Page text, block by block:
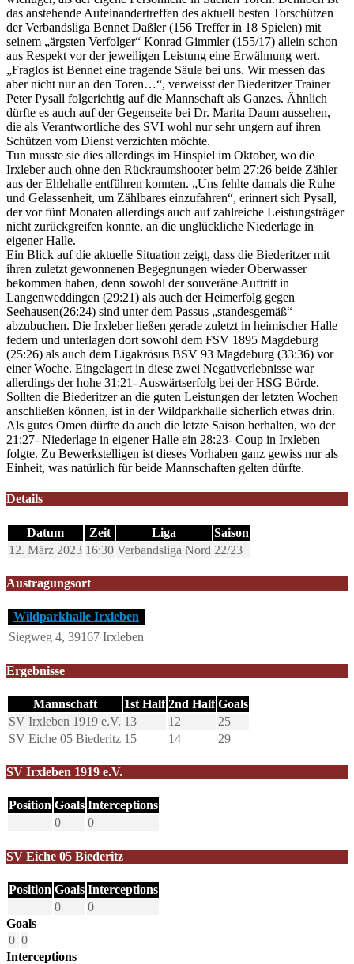
das anstehende Aufeinandertreffen des aktuell besten Torschützen
der Verbandsliga Bennet Daßler (156 Treffer in 18 Spielen) mit
seinem „ärgsten Verfolger“ Konrad Gimmler (155/17) allein schon
aus Respekt vor der jeweiligen Leistung eine Erwähnung wert.
„Fraglos ist Bennet eine tragende Säule bei uns. Wir messen das
aber nicht nur an den Toren…“, verweisst der Biederitzer Trainer
Peter Pysall folgerichtig auf die Mannschaft als Ganzes. Ähnlich
dürfte es auch auf der Gegenseite bei Dr. Marita Daum aussehen,
die als Verantwortliche des SVI wohl nur sehr ungern auf ihren
Schützen vom Dienst verzichten möchte.
Tun musste sie dies allerdings im Hinspiel im Oktober, wo die
Irxleber auch ohne den Rückraumshooter beim 27:26 beide Zähler
aus der Ehlehalle entführen konnten. „Uns fehlte damals die Ruhe
und Gelassenheit, um Zählbares einzufahren“, erinnert sich Pysall,
der vor fünf Monaten allerdings auch auf zahlreiche Leistungsträger
nicht zurückgreifen konnte, an die unglückliche Niederlage in
eigener Halle.
Ein Blick auf die aktuelle Situation zeigt, dass die Biederitzer mit
ihren zuletzt gewonnenen Begegnungen wieder Oberwasser
bekommen haben, denn sowohl der souveräne Auftritt in
Langenweddingen (29:21) als auch der Heimerfolg gegen
Seehausen(26:24) sind unter dem Passus „standesgemäß“
abzubuchen. Die Irxleber ließen gerade zuletzt in heimischer Halle
federn und unterlagen dort sowohl dem FSV 1895 Magdeburg
(25:26) als auch dem Ligakrösus BSV 93 Magdeburg (33:36) vor
einer Woche. Eingelagert in diese zwei Negativerlebnisse war
allerdings der hohe 31:21- Auswärtserfolg bei der HSG Börde.
Sollten die Biederitzer an die guten Leistungen der letzten Wochen
anschließen können, ist in der Wildparkhalle sicherlich etwas drin.
Als gutes Omen dürfte da auch die letzte Saison herhalten, wo der
21:27- Niederlage in eigener Halle ein 28:23- Coup in Irxleben
folgte. Zu Bewerkstelligen ist dieses Vorhaben ganz gewiss nur als
Einheit, was natürlich für beide Mannschaften gelten dürfte.
Details
Datum Zeit Liga
Saison
12. März 2023 16:30 Verbandsliga Nord 22/23
Austragungsort
Wildparkhalle Irxleben
Siegweg 4, 39167 Irxleben
Ergebnisse
Mannschaft 1st Half 2nd Half Goals
SV Irxleben 1919 e.V. 13 12
25
SV Eiche 05 Biederitz 15 14 29
SV Irxleben 1919 e.V.
Position Goals Interceptions
0
0
SV Eiche 05 Biederitz
Position Goals Interceptions
0
0
Goals
0 0
Interceptions